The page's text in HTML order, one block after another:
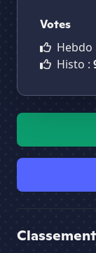
Votes
Hebdo
Histo :